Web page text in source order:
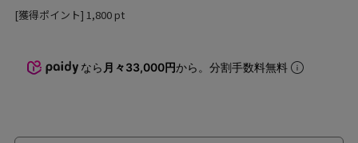
[獲得ポイント] 1,800 pt
なら 月々33,000円から。分割手数料無料